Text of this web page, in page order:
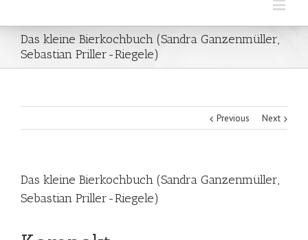
Das kleine Bierkochbuch (Sandra Ganzenmüller,
Sebastian Priller-Riegele)
Previous Next
Das kleine Bierkochbuch (Sandra Ganzenmüller,
Sebastian Priller-Riegele)